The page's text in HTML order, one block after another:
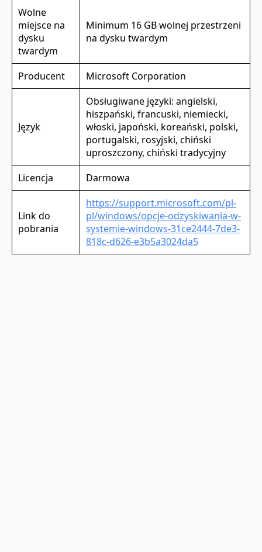
Wolne
miejsce na
dysku
twardym
Minimum 16 GB wolnej przestrzeni
na dysku twardym
Producent Microsoft Corporation
Język
Obsługiwane języki: angielski,
hiszpański, francuski, niemiecki,
włoski, japoński, koreański, polski,
portugalski, rosyjski, chiński
uproszczony, chiński tradycyjny
Licencja
Darmowa
Link do
pobrania
https://support.microsoft.com/pl-
pl/windows/opcje-odzyskiwania-w-
systemie-windows-31ce2444-7de3-
818c-d626-e3b5a3024da5